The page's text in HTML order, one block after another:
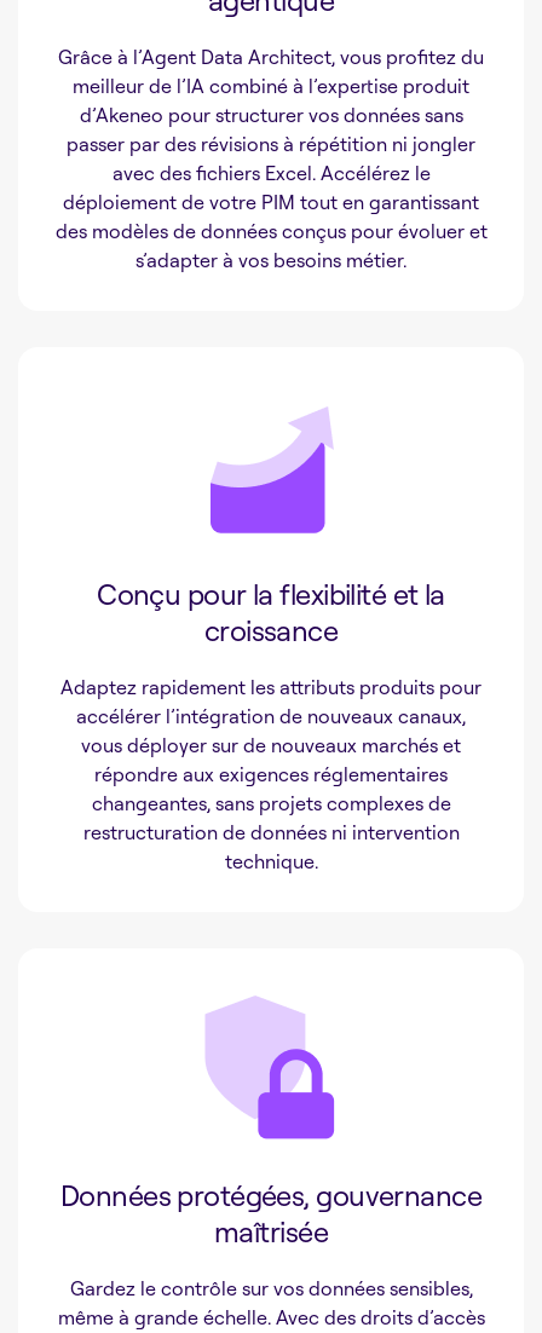
Grâce à l’Agent Data Architect, vous profitez du
meilleur de l’IA combiné à l’expertise produit
d’Akeneo pour structurer vos données sans
passer par des révisions à répétition ni jongler
avec des fichiers Excel. Accélérez le
déploiement de votre PIM tout en garantissant
des modèles de données conçus pour évoluer et
s’adapter à vos besoins métier.
Conçu pour la flexibilité et la
croissance
Adaptez rapidement les attributs produits pour
accélérer l’intégration de nouveaux canaux,
vous déployer sur de nouveaux marchés et
répondre aux exigences réglementaires
changeantes, sans projets complexes de
restructuration de données ni intervention
technique.
Données protégées, gouvernance
maîtrisée
Gardez le contrôle sur vos données sensibles,
même à grande échelle. Avec des droits d’accès